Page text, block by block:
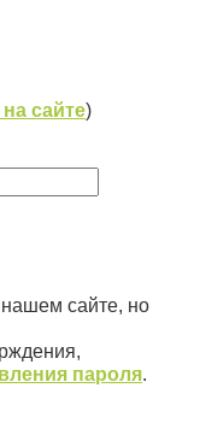
сайте)
сайте, но
пароля.